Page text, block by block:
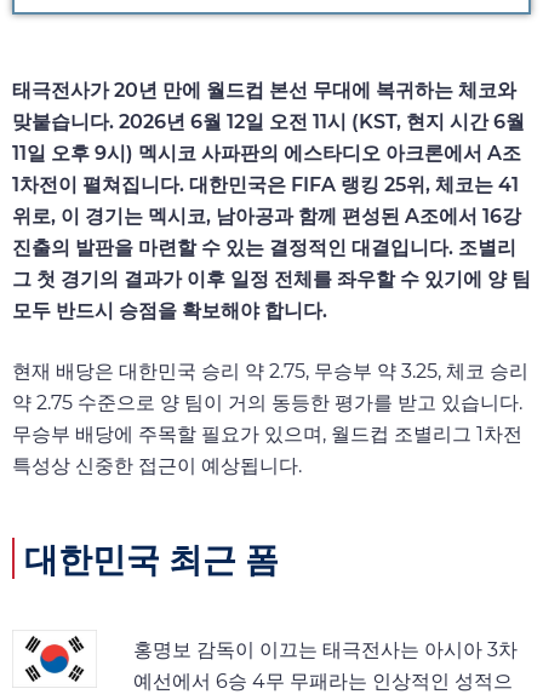
태극전사가 20년 만에 월드컵 본선 무대에 복귀하는 체코와
맞붙습니다. 2026년 6월 12일 오전 11시 (KST, 현지 시간 6월
11일 오후 9시) 멕시코 사파판의 에스타디오 아크론에서 A조
1차전이 펼쳐집니다. 대한민국은 FIFA 랭킹 25위, 체코는 41
위로, 이 경기는 멕시코, 남아공과 함께 편성된 A조에서 16강
진출의 발판을 마련할 수 있는 결정적인 대결입니다. 조별리
그 첫 경기의 결과가 이후 일정 전체를 좌우할 수 있기에 양 팀
모두 반드시 승점을 확보해야 합니다.
현재 배당은 대한민국 승리 약 2.75, 무승부 약 3.25, 체코 승리
약 2.75 수준으로 양 팀이 거의 동등한 평가를 받고 있습니다.
무승부 배당에 주목할 필요가 있으며, 월드컵 조별리그 1차전
특성상 신중한 접근이 예상됩니다.
대한민국 최근 폼
홍명보 감독이 이끄는 태극전사는 아시아 3차
예선에서 6승 4무 무패라는 인상적인 성적으